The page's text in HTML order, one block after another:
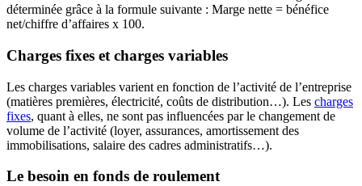
déterminée grâce à la formule suivante : Marge nette = bénéfice
net/chiffre d’affaires x 100.
Charges fixes et charges variables
Les charges variables varient en fonction de l’activité de l’entreprise
(matières premières, électricité, coûts de distribution…). Les charges
fixes, quant à elles, ne sont pas influencées par le changement de
volume de l’activité (loyer, assurances, amortissement des
immobilisations, salaire des cadres administratifs…).
Le besoin en fonds de roulement